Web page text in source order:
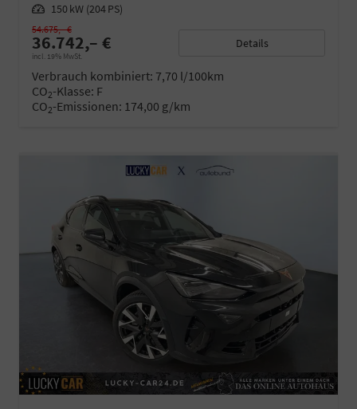
Leistung 150 kW (204 PS)
36.742,– €
incl. 19% MwSt.
54.675,– €
Details
Verbrauch kombiniert: 7,70 l/100km
CO2-Klasse: F
CO2-Emissionen: 174,00 g/km